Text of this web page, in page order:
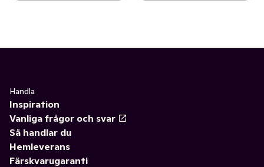
Handla
Inspiration
Vanliga frågor och svar
Så handlar du
Hemleverans
Färskvarugaranti